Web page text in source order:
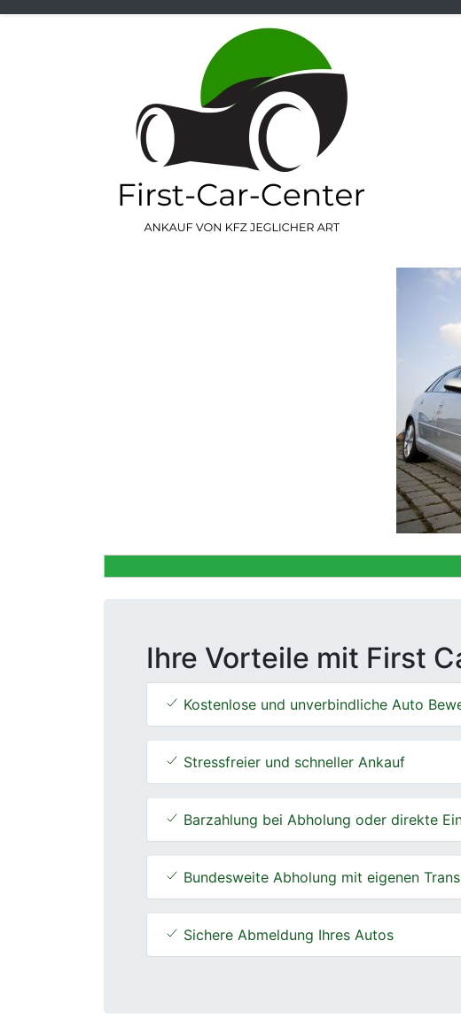
Ihre Vorteile mit First
Kostenlose und unverbindliche Auto
Stressfreier und schneller Ankauf
Barzahlung bei Abholung oder direkte
Bundesweite Abholung mit eigenen
Sichere Abmeldung Ihres Autos